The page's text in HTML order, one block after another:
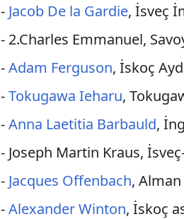
- Jacob De la Gardie, İsveç
- 2.Charles Emmanuel,
-Adam Ferguson, İskoç
-Tokugawa Ieharu,
-Anna Laetitia Barbauld,
- Joseph Martin Kraus,
- Jacques Offenbach, Alman
-Alexander Winton, İskoç